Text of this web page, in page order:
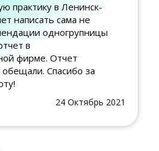
практику в Ленинск-
написать сама не
одногрупницы
в
фирме. Отчет
обещали. Спасибо за
24 Октябрь 2021